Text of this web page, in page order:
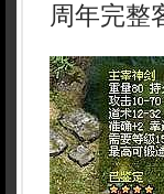
周年完整